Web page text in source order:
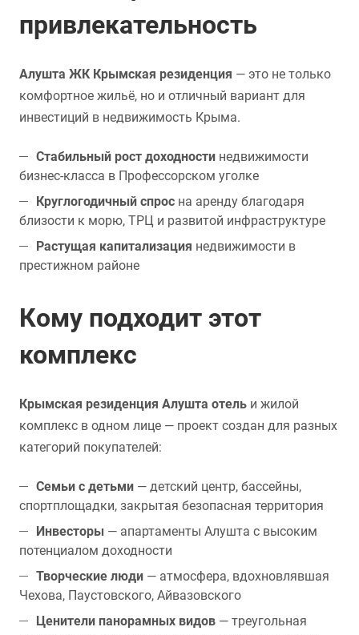
привлекательность
Алушта ЖК Крымская резиденция — это не только
комфортное жильё, но и отличный вариант для
инвестиций в недвижимость Крыма.
Стабильный рост доходности недвижимости
бизнес-класса в Профессорском уголке
Круглогодичный спрос на аренду благодаря
близости к морю, ТРЦ и развитой инфраструктуре
Растущая капитализация недвижимости в
престижном районе
Кому подходит этот
комплекс
Крымская резиденция Алушта отель и жилой
комплекс в одном лице — проект создан для разных
категорий покупателей:
Семьи с детьми — детский центр, бассейны,
спортплощадки, закрытая безопасная территория
Инвесторы — апартаменты Алушта с высоким
потенциалом доходности
Творческие люди — атмосфера, вдохновлявшая
Чехова, Паустовского, Айвазовского
Ценители панорамных видов — треугольная